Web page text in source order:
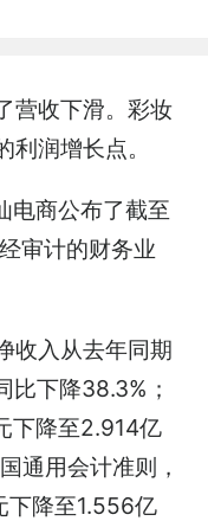
营收下滑。彩妆
润增长点。
电商公布了截至
审计的财务业
收入从去年同期
比下降38.3%；
下降至2.914亿
通用会计准则，
下降至1.556亿